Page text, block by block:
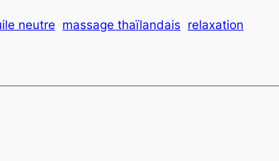
neutre massage thaïlandais relaxation